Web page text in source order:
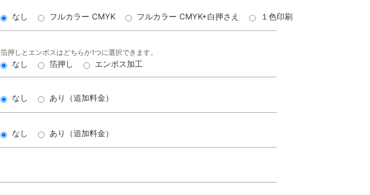
なし フルカラー CMYK フルカラー CMYK+白押さえ １色印刷
箔押しとエンボスはどちらか1つに選択できます。
なし 箔押し エンボス加工
なし あり（追加料金）
なし あり（追加料金）